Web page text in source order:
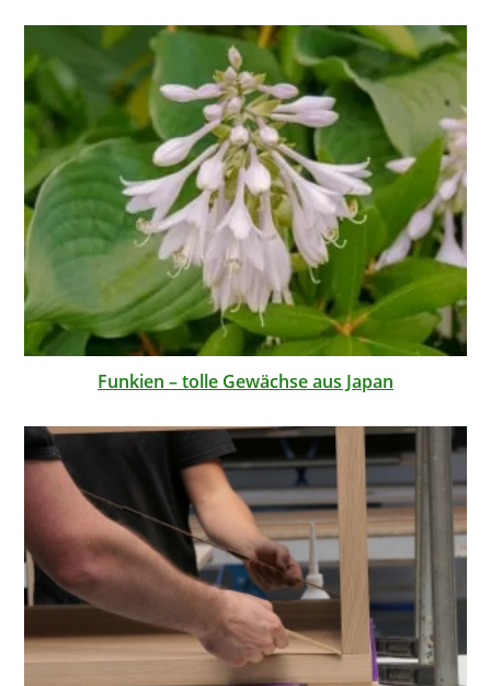
Funkien – tolle Gewächse aus Japan